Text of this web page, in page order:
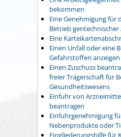
bekommen
Eine Genehmigung für
Betrieb
Eine
Einen Unfall oder eine
Gefahrstoffen anzeigen
Einen Zuschuss
freier Trägerschaft für
Gesundheitswesens
Einfuhr von
beantragen
Einfuhrgenehmigung
Nebenprodukte oder
Eingliederungshilfe für